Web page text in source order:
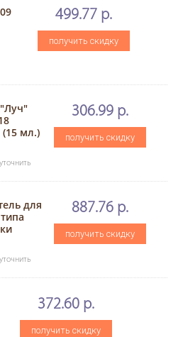
499.77 р.
получить скидку
(15 мл.)
306.99 р.
получить скидку
для
887.76 р.
получить скидку
372.60 р.
получить скидку